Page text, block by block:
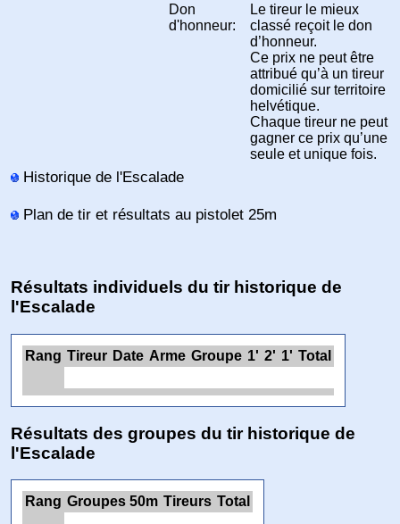
Don
d'honneur:
Le tireur le mieux
classé reçoit le don
d’honneur.
Ce prix ne peut être
attribué qu’à un tireur
domicilié sur territoire
helvétique.
Chaque tireur ne peut
gagner ce prix qu’une
seule et unique fois.
Historique de l'Escalade
Plan de tir et résultats au pistolet 25m
Résultats individuels du tir historique de
l'Escalade
Rang Tireur Date Arme Groupe 1' 2' 1' Total
Résultats des groupes du tir historique de
l'Escalade
Rang Groupes 50m Tireurs Total